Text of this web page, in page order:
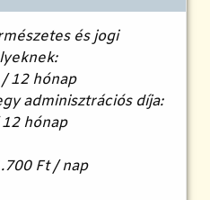
és jogi
12 hónap
adminisztrációs díja:
hónap
Ft / nap